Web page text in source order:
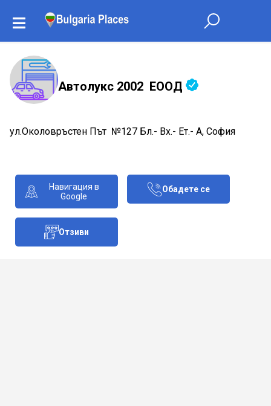
Автолукс 2002 ЕООД
ул.Околовръстен Път №127 Бл.- Вх.- Ет.- А, София
Навигация в
Google
Обадете се
Отзиви